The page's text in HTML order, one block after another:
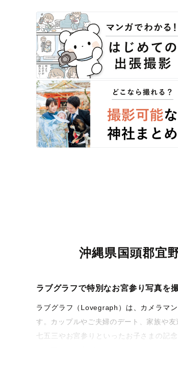
沖縄県国頭郡宜
ラブグラフで特別なお宮参り写真を
ラブグラフ（Lovegraph）は、カメラマ
す。カップルやご夫婦のデート、家族や
七五三やお宮参りといったお子さまの記